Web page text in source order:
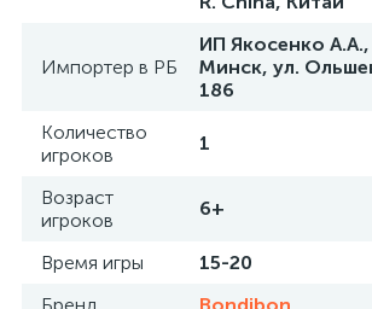
Импортер в РБ
ИП Якосенко А.А.,
Минск, ул.
186
Количество
игроков
1
Возраст
игроков
6+
Время игры
15-20